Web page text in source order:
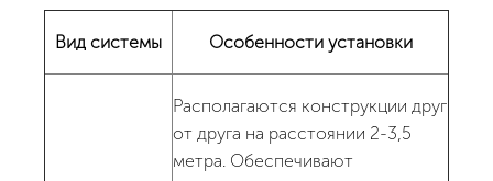
Вид системы Особенности установки
Располагаются конструкции друг
от друга на расстоянии 2-3,5
метра. Обеспечивают